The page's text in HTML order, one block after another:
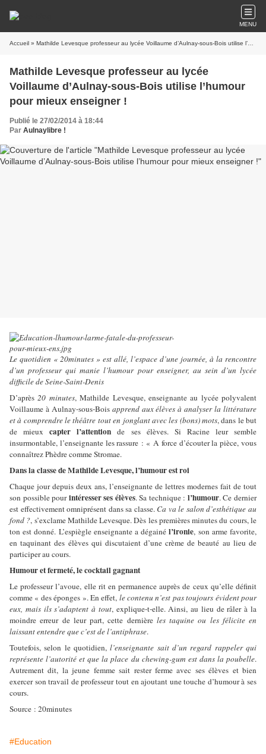
MENU
Accueil » Mathilde Levesque professeur au lycée Voillaume d’Aulnay-sous-Bois utilise l’humour pour mieux enseigner !
Mathilde Levesque professeur au lycée
Voillaume d’Aulnay-sous-Bois utilise l’humour
pour mieux enseigner !
Publié le 27/02/2014 à 18:44
Par Aulnaylibre !
Le quotidien « 20minutes » est allé, l’espace d’une journée, à la rencontre
d’un professeur qui manie l’humour pour enseigner, au sein d’un lycée
difficile de Seine-Saint-Denis
D’après20 minutes, Mathilde Levesque, enseignante au lycée polyvalent
Voillaume à Aulnay-sous-Bois apprend aux élèves à analyser la littérature
et à comprendre le théâtre tout en jonglant avec les (bons) mots, dans le but
de mieuxcapter l’attention de ses élèves. Si Racine leur semble
insurmontable, l’enseignante les rassure : « A force d’écouter la pièce, vous
connaîtrez Phèdre comme Stromae.
Dans la classe de Mathilde Levesque, l’humour est roi
Chaque jour depuis deux ans, l’enseignante de lettres modernes fait de tout
son possible pourintéresser ses élèves. Sa technique : l’humour. Ce dernier
est effectivement omniprésent dans sa classe. Ca va le salon d’esthétique au
fond ?, s’exclame Mathilde Levesque. Dès les premières minutes du cours, le
ton est donné. L’espiègle enseignante a dégainél’ironie, son arme favorite,
en taquinant des élèves qui discutaient d’une crème de beauté au lieu de
participer au cours.
Humour et fermeté, le cocktail gagnant
Le professeur l’avoue, elle rit en permanence auprès de ceux qu’elle définit
comme « des éponges ». En effet, le contenu n’est pas toujours évident pour
eux, mais ils s’adaptent à tout, explique-t-elle. Ainsi, au lieu de râler à la
moindre erreur de leur part, cette dernière les taquine ou les félicite en
laissant entendre que c’est de l’antiphrase.
Toutefois, selon le quotidien,l’enseignante sait d’un regard rappeler qui
représente l’autorité et que la place du chewing-gum est dans la poubelle.
Autrement dit, la jeune femme sait rester ferme avec ses élèves et bien
exercer son travail de professeur tout en ajoutant une touche d’humour à ses
cours.
Source : 20minutes
#Education